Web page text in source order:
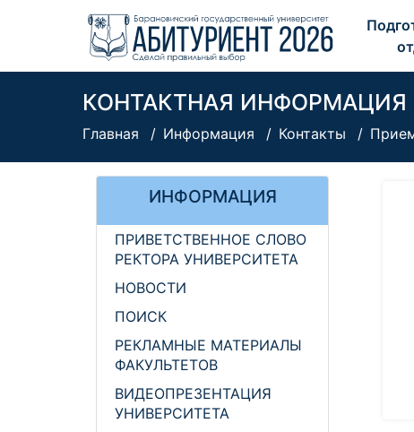
КОНТАКТНАЯ
Главная Информация Контакты
ИНФОРМАЦИЯ
ПРИВЕТСТВЕННОЕ СЛОВО
РЕКТОРА УНИВЕРСИТЕТА
НОВОСТИ
ПОИСК
РЕКЛАМНЫЕ МАТЕРИАЛЫ
ФАКУЛЬТЕТОВ
ВИДЕОПРЕЗЕНТАЦИЯ
УНИВЕРСИТЕТА